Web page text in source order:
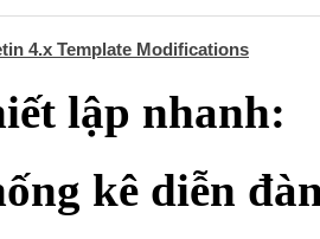
4.x Template Modifications
lập nhanh:
kê diễn